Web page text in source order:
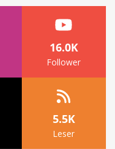
16.0K
Follower
5.5K
Leser